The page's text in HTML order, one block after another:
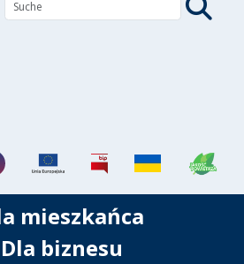
mieszkańca
Dla biznesu